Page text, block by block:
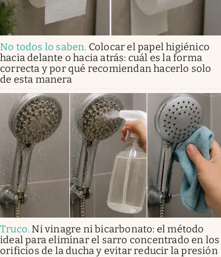
No todos lo saben. Colocar el papel higiénico
hacia delante o hacia atrás: cuál es la forma
correcta y por qué recomiendan hacerlo solo
de esta manera
Truco. Ni vinagre ni bicarbonato: el método
ideal para eliminar el sarro concentrado en los
orificios de la ducha y evitar reducir la presión